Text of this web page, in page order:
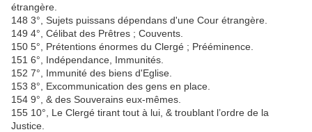
étrangère.
148 3°, Sujets puissans dépendans d'une Cour étrangère.
149 4°, Célibat des Prêtres ; Couvents.
150 5°, Prétentions énormes du Clergé ; Prééminence.
151 6°, Indépendance, Immunités.
152 7°, Immunité des biens d'Eglise.
153 8°, Excommunication des gens en place.
154 9°, & des Souverains eux-mêmes.
155 10°, Le Clergé tirant tout à lui, & troublant l’ordre de la
Justice.